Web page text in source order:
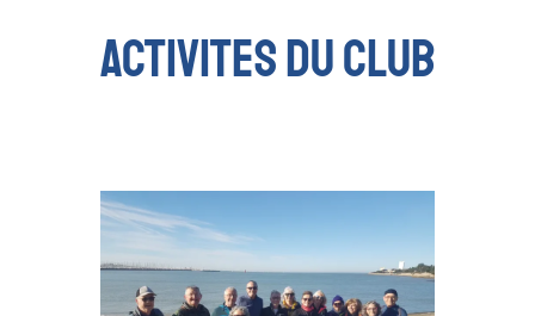
ACTIVITES DU CLUB